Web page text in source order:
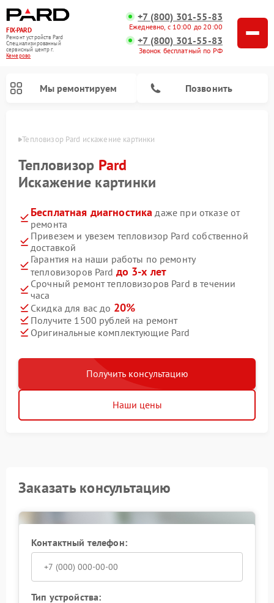
FIX-PARD
Ремонт устройств Pard
Специализированный
cервисный центр г.
Кемерово
+7 (800) 301-55-83
Ежедневно, с 10:00 до 20:00
+7 (800) 301-55-83
Звонок бесплатный по РФ
Мы ремонтируем Позвонить
Тепловизор Pard искажение картинки
Тепловизор Pard
Искажение картинки
Бесплатная диагностика даже при отказе от
ремонта
Привезем и увезем тепловизор Pard собственной
доставкой
Гарантия на наши работы по ремонту
тепловизоров Pard до 3-х лет
Срочный ремонт тепловизоров Pard в течении
часа
Скидка для вас до 20%
Получите 1500 рублей на ремонт
Оригинальные комплектующие Pard
Получить консультацию
Наши цены
Заказать консультацию
Контактный телефон:
Тип устройства: